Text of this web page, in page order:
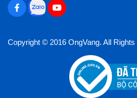
Copyright © 2016 OngVang. All